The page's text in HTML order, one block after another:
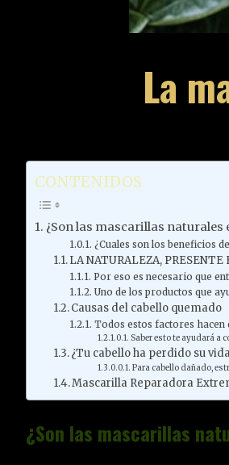
La
CONTENIDOS
¿Son las mascarillas
¿Cuales son los beneficios
LA NATURALEZA, PRESENTE
Por eso es necesario que
Uno de los productos que
Causas del cabello quemado
Todos estos factores hacen
Saber esto te ayudará a
¿Tu cabello ha perdido su
Para cabello dañado,
Mascarilla Reparadora
¿Son las mascarillas